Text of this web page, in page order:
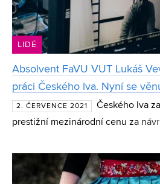
LIDÉ
Absolvent FaVU VUT Lukáš
práci Českého lva. Nyní se
2. ČERVENCE 2021
Českého lva
prestižní mezinárodní cenu za
dnes věnuje kromě návrhů